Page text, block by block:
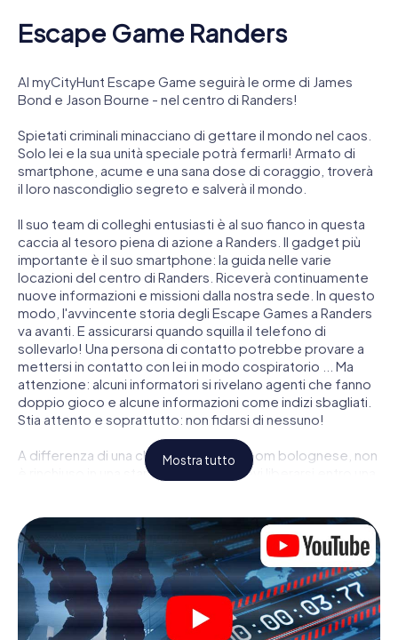
Escape Game Randers
Al myCityHunt Escape Game seguirà le orme di James
Bond e Jason Bourne - nel centro di Randers!
Spietati criminali minacciano di gettare il mondo nel caos.
Solo lei e la sua unità speciale potrà fermarli! Armato di
smartphone, acume e una sana dose di coraggio, troverà
il loro nascondiglio segreto e salverà il mondo.
Il suo team di colleghi entusiasti è al suo fianco in questa
caccia al tesoro piena di azione a Randers. Il gadget più
importante è il suo smartphone: la guida nelle varie
locazioni del centro di Randers. Riceverà continuamente
nuove informazioni e missioni dalla nostra sede. In questo
modo, l'avvincente storia degli Escape Games a Randers
va avanti. E assicurarsi quando squilla il telefono di
sollevarlo! Una persona di contatto potrebbe provare a
mettersi in contatto con lei in modo cospiratorio ... Ma
attenzione: alcuni informatori si rivelano agenti che fanno
doppio gioco e alcune informazioni come indizi sbagliati.
Stia attento e soprattutto: non fidarsi di nessuno!
A differenza di una classica Escape Room bolognese, non
è rinchiuso in una stanza dalla quale devi liberarsi entro una
personale! Il requisito tecnico per la sua avventura da
agente a Randers é uno smartphone con accesso a
Internet mobile. Un clic le dà accesso alla nostra app web.
Non è necessario installare nulla per essere trascinati
nell'azione da video interattivi, minigiochi complicati e
molte altre funzionalità.
Mostra tutto